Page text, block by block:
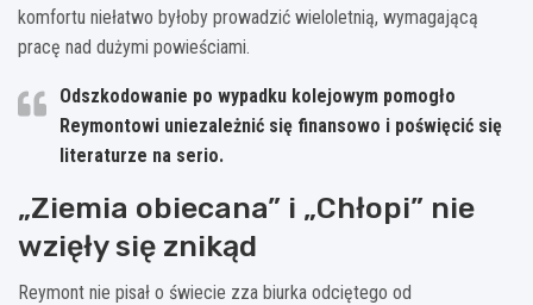
komfortu niełatwo byłoby prowadzić wieloletnią, wymagającą
pracę nad dużymi powieściami.
Odszkodowanie po wypadku kolejowym pomogło
Reymontowi uniezależnić się finansowo i poświęcić się
literaturze na serio.
„Ziemia obiecana” i „Chłopi” nie
wzięły się znikąd
Reymont nie pisał o świecie zza biurka odciętego od